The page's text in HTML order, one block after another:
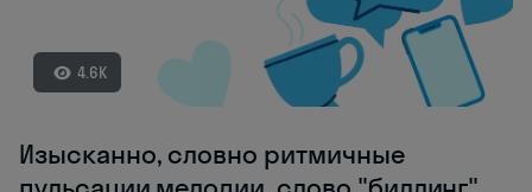
4.6K
Изысканно, словно ритмичные